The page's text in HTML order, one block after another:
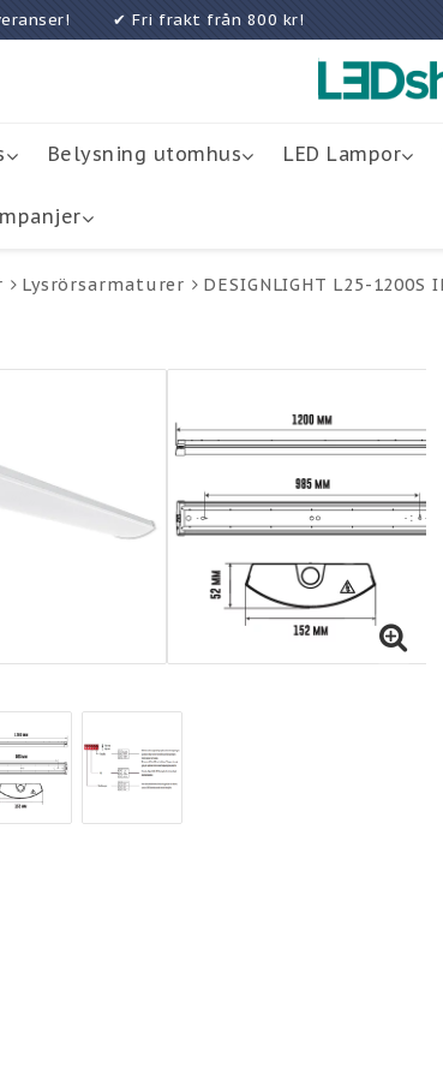
✔ Fri frakt från 800 kr!
Belysning utomhus LED Lampor
Lysrörsarmaturer DESIGNLIGHT L25-